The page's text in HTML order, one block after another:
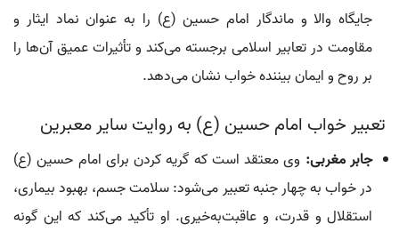
جایگاه والا و ماندگار امام حسین (ع) را به عنوان نماد ایثار و
مقاومت در تعابیر اسلامی برجسته می‌کند و تأثیرات عمیق آن‌ها را
بر روح و ایمان بیننده خواب نشان می‌دهد.
تعبیر خواب امام حسین (ع) به روایت سایر معبرین
جابر مغربی: وی معتقد است که گریه کردن برای امام حسین (ع)
در خواب به چهار جنبه تعبیر می‌شود: سلامت جسم، بهبود بیماری،
استقلال و قدرت، و عاقبت‌به‌خیری. او تأکید می‌کند که این گونه